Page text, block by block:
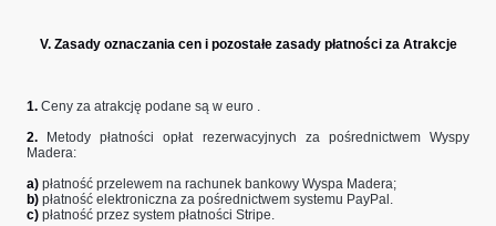
V. Zasady oznaczania cen i pozostałe zasady płatności za Atrakcje
1. Ceny za atrakcję podane są w euro .
2. ​Metody płatności opłat rezerwacyjnych za pośrednictwem Wyspy
Madera:
a) płatność przelewem na rachunek bankowy Wyspa Madera;
b) płatność elektroniczna za pośrednictwem systemu PayPal.
c) płatność przez system płatności Stripe.